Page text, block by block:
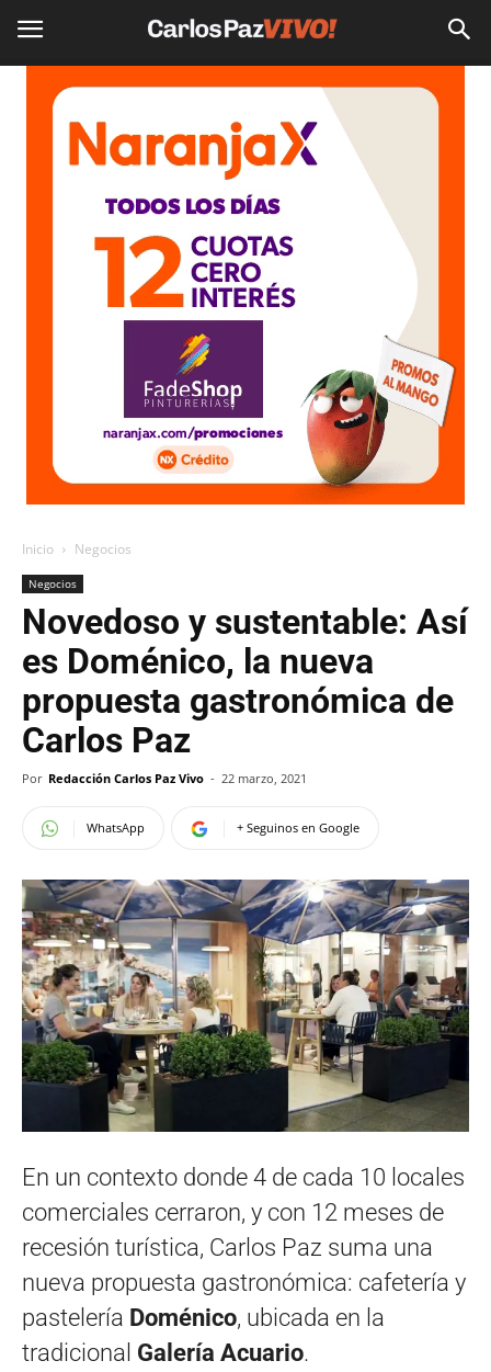
Inicio Negocios
Negocios
Novedoso y sustentable: Así
es Doménico, la nueva
propuesta gastronómica de
Carlos Paz
Por Redacción Carlos Paz Vivo - 22 marzo, 2021
WhatsApp + Seguinos en Google
En un contexto donde 4 de cada 10 locales
comerciales cerraron, y con 12 meses de
recesión turística, Carlos Paz suma una
nueva propuesta gastronómica: cafetería y
pastelería Doménico, ubicada en la
tradicional Galería Acuario.